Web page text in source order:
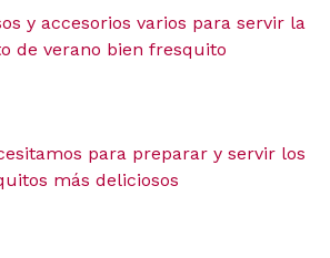
y accesorios varios para servir la
de verano bien fresquito
para preparar y servir los
más deliciosos